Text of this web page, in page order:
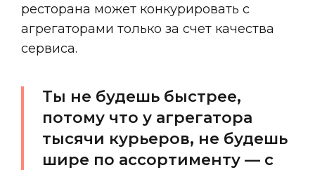
ресторана может конкурировать с
агрегаторами только за счет качества
сервиса.
Ты не будешь быстрее,
потому что у агрегатора
тысячи курьеров, не будешь
шире по ассортименту — с